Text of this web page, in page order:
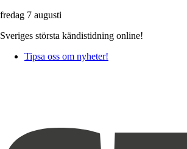
fredag 7 augusti
Sveriges största kändistidning online!
Tipsa oss om nyheter!